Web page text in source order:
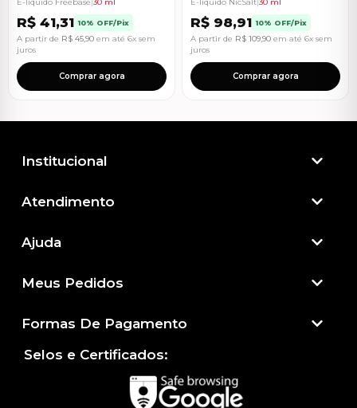
E-líquido Freebase|30 ml
R$ 41,31 10% OFF/Pix
A partir de R$ 45,90 em até 6x sem
juros
Comprar agora
E-líquido NicSalt|30 ml
R$ 98,91 10% OFF/Pix
A partir de R$ 109,90 em até 6x sem
juros
Comprar agora
Institucional
Atendimento​
Ajuda
Meus Pedidos
Formas De Pagamento
Selos e Certificados: